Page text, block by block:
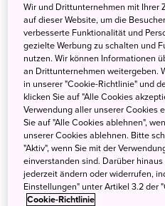
100 Experiences in
26. August 2019 JNTO - Japan
Wir und Drittunternehmen mit Ihrer
auf dieser Website, um die
verbesserte Funktionalität und
gezielte Werbung zu schalten und
nutzen. Wir können Informationen
an Drittunternehmen weitergeben.
in unserer "Cookie-Richtlinie" und
klicken Sie auf "Alle Cookies
Verwendung aller unserer Cookies
Sie auf "Alle Cookies ablehnen",
unserer Cookies ablehnen. Bitte
"Aktiv", wenn Sie mit der
einverstanden sind. Darüber
jederzeit ändern oder widerrufen,
Einstellungen" unter Artikel 3.2 der
Cookie-Richtlinie